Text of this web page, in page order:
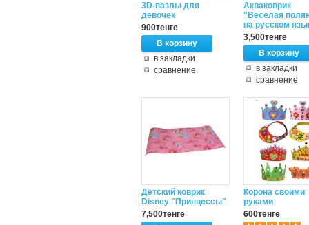
3D-пазлы для
девочек
900тенге
в закладки
сравнение
Акваковрик
"Веселая
на русском
3,500тенге
в закладки
сравнение
Детский коврик
Disney "Принцессы"
7,500тенге
Корона своими
руками
600тенге